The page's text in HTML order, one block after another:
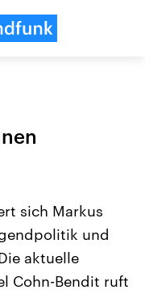
USA
sich Markus
und
aktuelle
Cohn-Bendit ruft